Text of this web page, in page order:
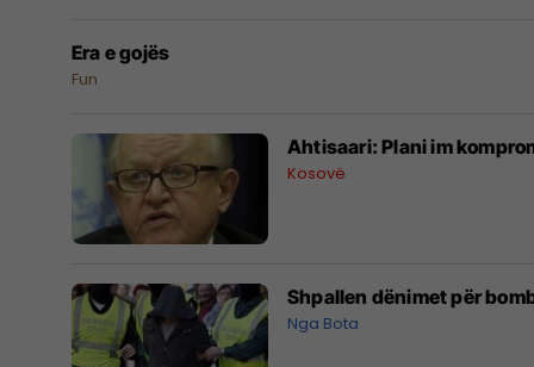
Era e gojës
Fun
Ahtisaari: Plani im
Kosovë
Shpallen dënimet për
Nga Bota